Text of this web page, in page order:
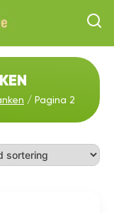
/ Pagina 2